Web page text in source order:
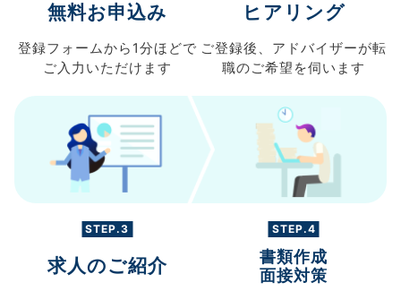
無料お申込み
登録フォームから 1分ほどで
ご入力 いただけます
ヒアリング
ご登録後、 アドバイザーが転
職のご希望を伺います
STEP.3
求人のご紹介
STEP.4
書類作成
面接対策